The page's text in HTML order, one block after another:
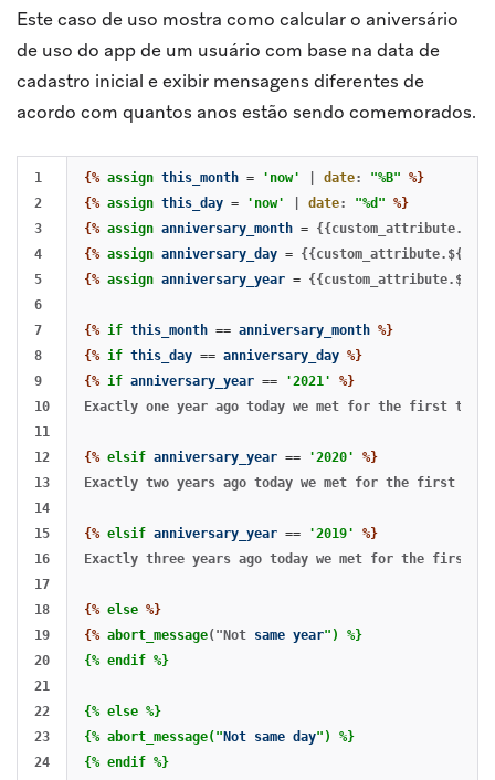
Este caso de uso mostra como calcular o aniversário
de uso do app de um usuário com base na data de
cadastro inicial e exibir mensagens diferentes de
acordo com quantos anos estão sendo comemorados.
1
2
3
4
5
6
7
8
9
10
11
12
13
14
15
16
17
18
19
20
21
22
23
24
{% assign this_month = 'now' date: "%B" %}
{% assign this_day = 'now' date: "%d" %}
{% assign anniversary_month =
{% assign anniversary_day =
{% assign anniversary_year =
{% if this_month == anniversary_month %}
{% if this_day == anniversary_day %}
{% if anniversary_year == '2021'
%}
Exactly one year ago today we met for the first time!
{% elsif anniversary_year == '2020'
%}
Exactly two years ago today we met for the first
{% elsif anniversary_year == '2019'
%}
Exactly three years ago today we met for the first
{% else %}
{% abort_message("Not same year") %}
{% endif %}
{% else %}
{% abort_message(" Not same day") %}
{% endif %}